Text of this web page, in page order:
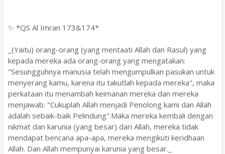
✨ *QS Al Imran 173&174*
_(Yaitu) orang-orang (yang mentaati Allah dan Rasul) yang
kepada mereka ada orang-orang yang mengatakan:
"Sesungguhnya manusia telah mengumpulkan pasukan untuk
menyerang kamu, karena itu takutlah kepada mereka", maka
perkataan itu menambah keimanan mereka dan mereka
menjawab: "Cukuplah Allah menjadi Penolong kami dan Allah
adalah sebaik-baik Pelindung".Maka mereka kembali dengan
nikmat dan karunia (yang besar) dari Allah, mereka tidak
mendapat bencana apa-apa, mereka mengikuti keridhaan
Allah. Dan Allah mempunyai karunia yang besar._